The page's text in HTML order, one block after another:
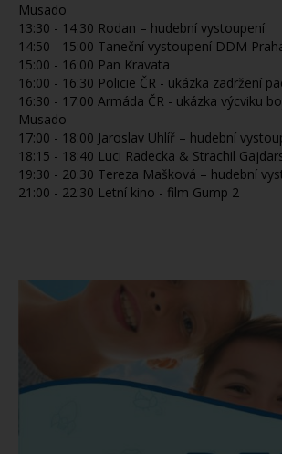
Musado
13:30 - 14:30 Rodan – hudební vystoupení
14:50 - 15:00 Taneční vystoupení DDM
15:00 - 16:00 Pan Kravata
16:00 - 16:30 Policie ČR - ukázka zadržení
16:30 - 17:00 Armáda ČR - ukázka výcviku
Musado
17:00 - 18:00 Jaroslav Uhlíř – hudební
18:15 - 18:40 Luci Radecka & Strachil
19:30 - 20:30 Tereza Mašková – hudební
21:00 - 22:30 Letní kino - film Gump 2